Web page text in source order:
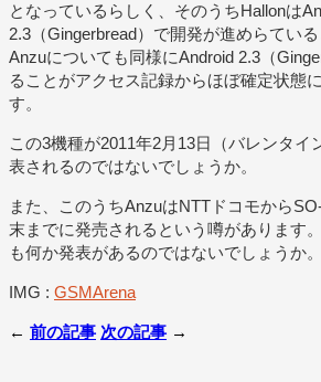
となっているらしく、そのうちHallonは
2.3（Gingerbread）で開発が進めらてい
Anzuについても同様にAndroid 2.3（
ることがアクセス記録からほぼ確定状態
す。
この3機種が2011年2月13日（バレンタイ
表されるのではないでしょうか。
また、このうちAnzuはNTTドコモから
末までに発売されるという噂があります
も何か発表があるのではないでしょうか。
IMG : GSMArena
← 前の記事 次の記事 →